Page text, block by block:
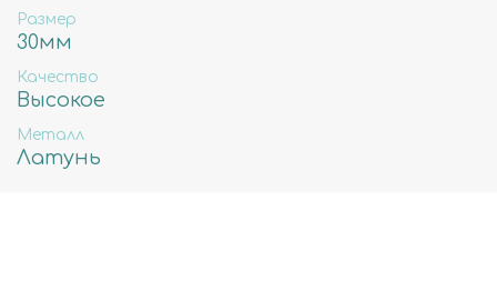
Размер
30мм
Качество
Высокое
Металл
Латунь